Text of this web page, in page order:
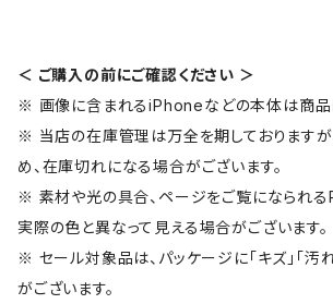
＜ ご購入の前にご確認ください ＞
※ 画像に含まれるiPhoneなどの本体は商品
※ 当店の在庫管理は万全を期しておりますが
め、在庫切れになる場合がございます。
※ 素材や光の具合、ページをご覧になられる
実際の色と異なって見える場合がございます。
※ セール対象品は、パッケージに「キズ」「汚
がございます。